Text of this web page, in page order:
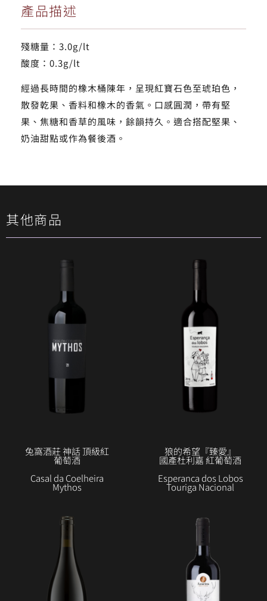
產品描述
殘糖量：3.0g/lt
酸度：0.3g/lt
經過長時間的橡木桶陳年，呈現紅寶石色至琥珀色，
散發乾果、香料和橡木的香氣。口感圓潤，帶有堅
果、焦糖和香草的風味，餘韻持久。適合搭配堅果、
奶油甜點或作為餐後酒。
其他商品
兔窩酒莊 神話 頂級紅
葡萄酒
Casal da Coelheira
Mythos
狼的希望『臻愛』
國產杜利嘉 紅葡萄酒
Esperanca dos Lobos
Touriga Nacional